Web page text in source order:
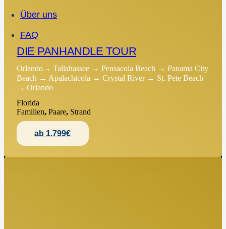
Über uns
FAQ
DIE PANHANDLE TOUR
Orlando→ Tallahassee → Pensacola Beach → Panama City
Beach → Apalachicola → Crystal River → St. Pete Beach
→ Orlando
Florida
Familien,Paare, Strand
ab 1.799€